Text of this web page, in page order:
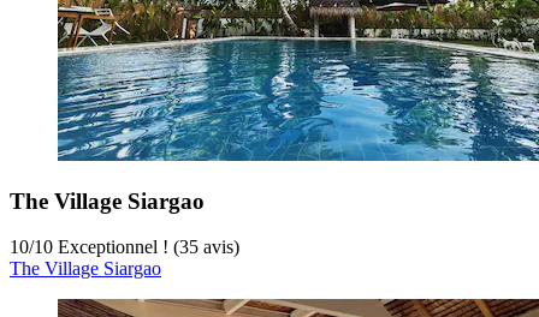
The Village Siargao
10/10 Exceptionnel ! (35 avis)
The Village Siargao